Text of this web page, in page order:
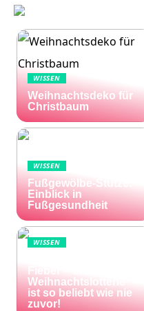
WISSEN
Weihnachtsdeko für
Christbaum
WISSEN
Fußgewölbe-Stütze:
Einblick in
Fußgesundheit
WISSEN
Fieber – die El Gordo
Weihnachtslotterie
ist so beliebt wie nie
zuvor!